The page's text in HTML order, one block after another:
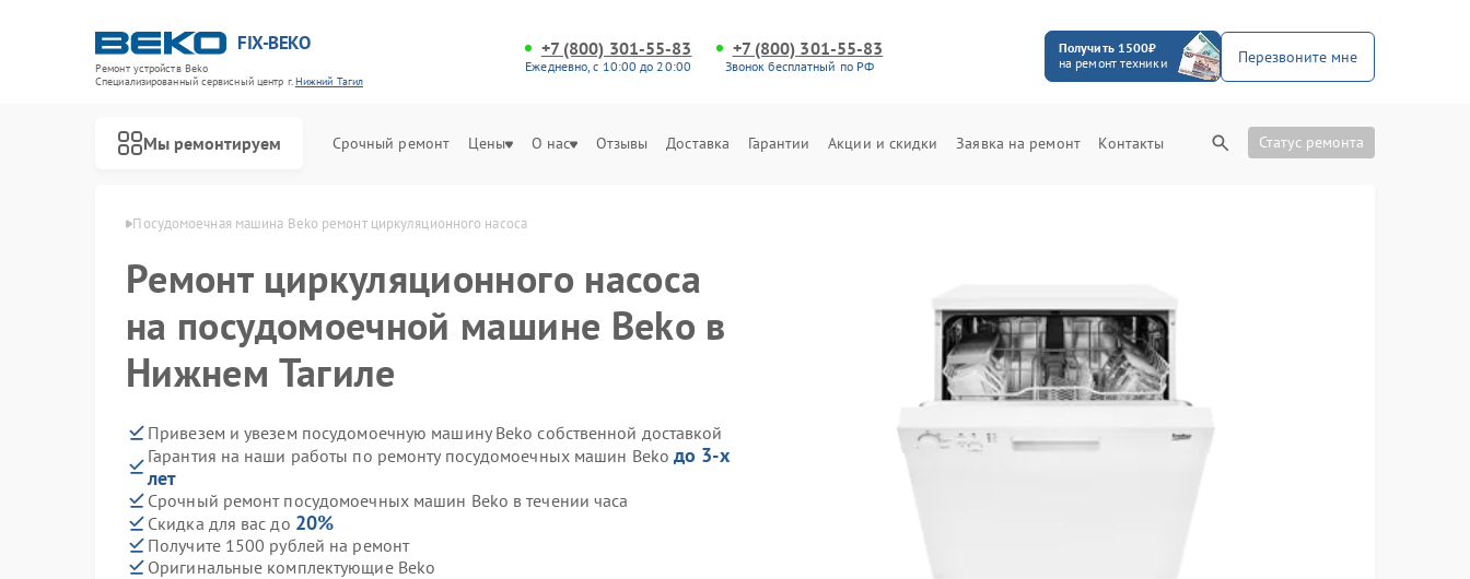
FIX-BEKO
Ремонт устройств Beko
Специализированный cервисный центр г.Нижний Тагил
+7 (800) 301-55-83
Ежедневно, с 10:00 до 20:00
+7 (800) 301-55-83
Звонок бесплатный по РФ
Получить 1500₽
на ремонт техники
Перезвоните мне
Мы ремонтируем Срочный ремонт Цены О нас Отзывы Доставка Гарантии Акции и скидки Заявка на ремонт Контакты Статус ремонта
в Нижнем Тагиле Посудомоечная машина Beko ремонт циркуляционного насоса
Ремонт циркуляционного насоса
на посудомоечной машине Beko в
Нижнем Тагиле
Привезем и увезем посудомоечную машину Beko собственной доставкой
Гарантия на наши работы по ремонту посудомоечных машин Beko до 3-х
лет
Срочный ремонт посудомоечных машин Beko в течении часа
Скидка для вас до 20%
Получите 1500 рублей на ремонт
Оригинальные комплектующие Beko